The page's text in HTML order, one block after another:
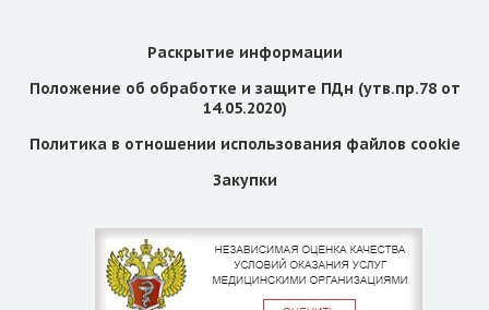
Раскрытие информации
Положение об обработке и защите ПДн (утв.пр.78 от
14.05.2020)
Политика в отношении использования файлов cookie
Закупки